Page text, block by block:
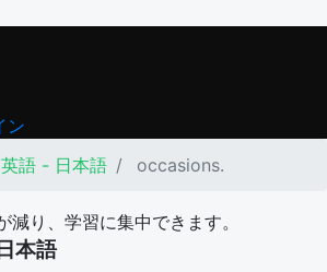
ン
英語 - 日本語 occasions.
減り、学習に集中できます。
本語